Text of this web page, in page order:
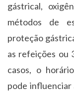
gástrical,
métodos de
proteção
as refeições ou
casos, o
pode influenciar